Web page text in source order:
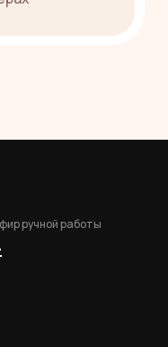
ручной работы